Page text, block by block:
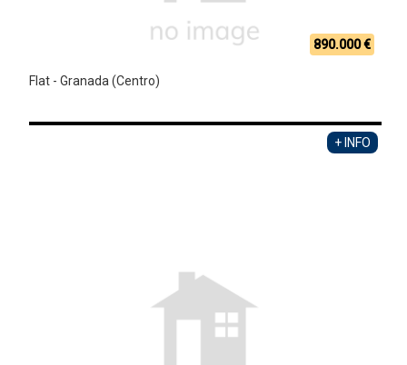
890.000 €
Flat - Granada (Centro)
+ INFO